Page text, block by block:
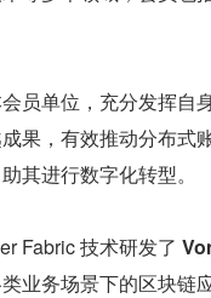
员单位，充分发挥自
果，有效推动分布式
其进行数字化转型。
Fabric 技术研发了
业务场景下的区块链